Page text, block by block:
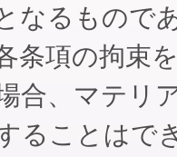
なるもので
条項の拘束
合、マテリ
ることはで